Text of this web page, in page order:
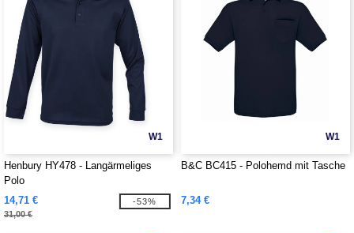
W1
Henbury HY478 - Langärmeliges
Polo
14,71 €
31,00 €
-53%
W1
B&C BC415 - Polohemd mit Tasche
7,34 €